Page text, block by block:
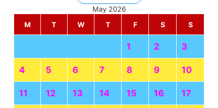
May 2026
M
T W T F S S
1 2 3
4 5 6 7 8 9 10
11 12 13 14 15 16 17